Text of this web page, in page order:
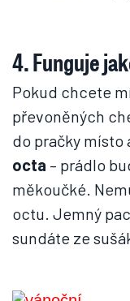
4. Funguje
Pokud chcete
převoněných
do pračky místo
octa – prádlo
měkoučké.
octu. Jemný
sundáte ze